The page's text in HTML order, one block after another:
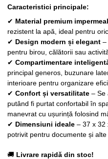
Caracteristici principale:
✔ Material premium
rezistent la apă, ideal pentru
✔ Design modern și elegant –
pentru birou, călătorii sau
✔ Compartimentare
principal generos, buzunare
interioare pentru organizare
✔ Confort și versatilitate – Se
putând fi purtat confortabil în
manevrat cu ușurință folosind
✔ Dimensiuni ideale – 37 x 32
potrivit pentru documente și
🚚 Livrare rapidă din stoc!